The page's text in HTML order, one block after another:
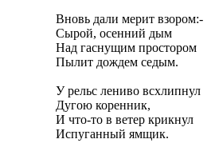
Вновь дали мерит взором:-
Сырой, осенний дым
Над гаснущим простором
Пылит дождем седым.
У рельс лениво всхлипнул
Дугою коренник,
И что-то в ветер крикнул
Испуганный ямщик.